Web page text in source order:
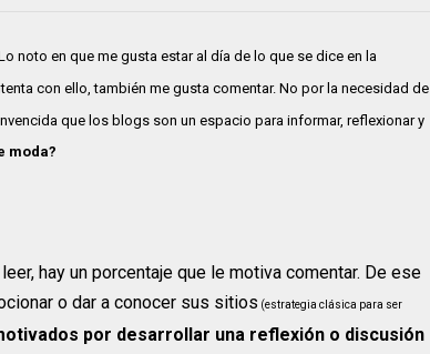
Lo noto en que me gusta estar al día de lo que se dice en la
con ello, también me gusta comentar. No por la necesidad de
que los blogs son un espacio para informar, reflexionar y
moda?
hay un porcentaje que le motiva comentar. De ese
o dar a conocer sus sitios (estrategia clásica para ser
por desarrollar una reflexión o discusión